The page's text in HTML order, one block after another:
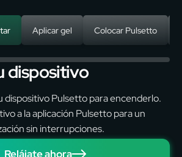
Aplicar gel Colocar Pulsetto
dispositivo
dispositivo Pulsetto para encenderlo.
a la aplicación Pulsetto para un
sin interrupciones.
Relájate ahora